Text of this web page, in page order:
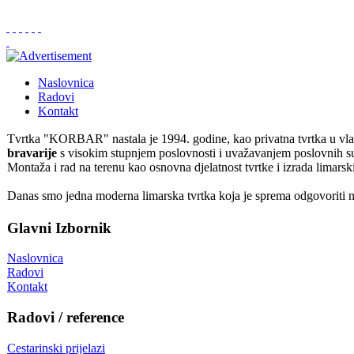
Naslovnica
Radovi
Kontakt
Tvrtka "KORBAR" nastala je 1994. godine, kao privatna tvrtka u
bravarije s visokim stupnjem poslovnosti i uvažavanjem poslovnih
Montaža i rad na terenu kao osnovna djelatnost tvrtke i izrada
Danas smo jedna moderna limarska tvrtka koja je sprema odgovoriti
Glavni Izbornik
Naslovnica
Radovi
Kontakt
Radovi / reference
Cestarinski prijelazi